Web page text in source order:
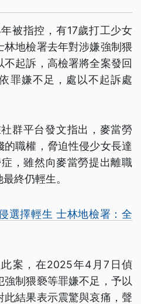
被指控，有17歲打工少女
地檢署去年對涉嫌強制猥
起訴，高檢署將全案發回
罪嫌不足，處以不起訴處
群平台發文指出，麥當勞
職權，脅迫性侵少女長達
，雖然向麥當勞提出離職
終仍輕生。
選擇輕生 士林地檢署：全
案，在2025年4月7日偵
制猥褻等罪嫌不足，予以
結果表示震驚與哀痛，聲